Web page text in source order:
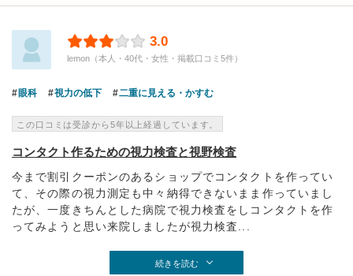
3.0
lemon（本人・40代・女性・掲載口コミ5件）
眼科 視力の低下 二重に見える・かすむ
この口コミは受診から5年以上経過しています。
コンタクト作るための視力検査と視野検査
今まで割引クーポンのあるショップでコンタクトを作ってい
て、その際の視力測定も中々納得できないまま作っていまし
たが、一度きちんとした病院で視力検査をしコンタクトを作
ってみようと思い来院しましたが視力検査...
続きを読む